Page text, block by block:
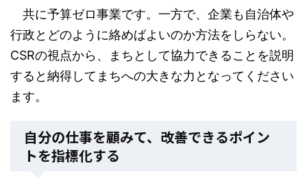
共に予算ゼロ事業です。一方で、企業も自治体や
行政とどのように絡めばよいのか方法をしらない。
CSRの視点から、まちとして協力できることを説明
すると納得してまちへの大きな力となってください
ます。
自分の仕事を顧みて、改善できるポイン
トを指標化する